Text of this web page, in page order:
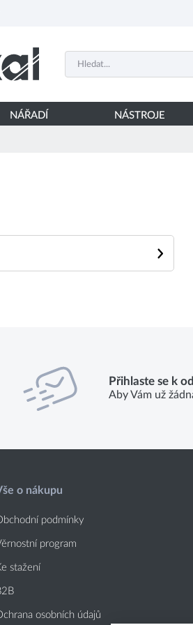
NÁŘADÍ NÁSTROJE
Přihlaste se k
Aby Vám už
o nákupu
podmínky
program
stažení
osobních údajů